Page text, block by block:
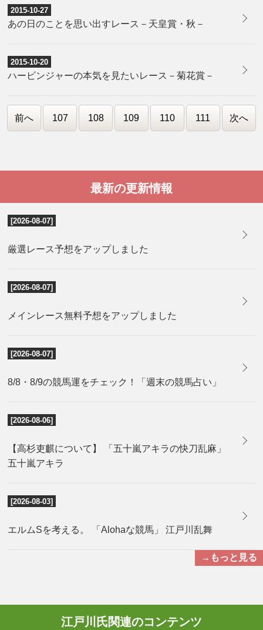
2015-10-27
あの日のことを思い出すレース－天皇賞・秋－
2015-10-20
ハービンジャーの本気を見たいレース－菊花賞－
前へ 107 108 109 110 111 次へ
最新の更新情報
[2026-08-07]
厳選レース予想をアップしました
[2026-08-07]
メインレース無料予想をアップしました
[2026-08-07]
8/8・8/9の競馬運をチェック！「週末の競馬占い」
[2026-08-06]
【高杉吏麒について】 「五十嵐アキラの快刀乱麻」
五十嵐アキラ
[2026-08-03]
エルムSを考える。 「Alohaな競馬」 江戸川乱舞
→もっと見る
江戸川氏関連のコンテンツ